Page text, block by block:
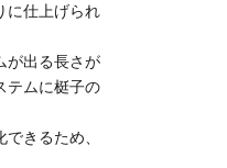
に仕上げられ
が出る長さが
テムに梃子の
きるため、